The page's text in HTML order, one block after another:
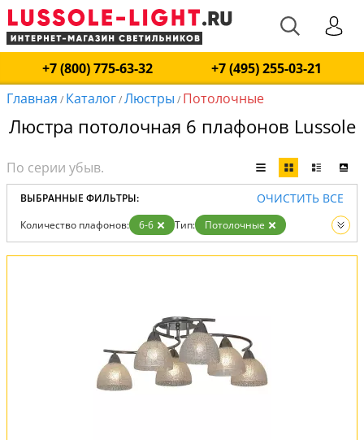
+7 (800) 775-63-32
+7 (495) 255-03-21
Главная / Каталог/Люстры / Потолочные
Люстра потолочная 6 плафонов Lussole
ВЫБРАННЫЕ ФИЛЬТРЫ: ОЧИСТИТЬ ВСЕ
Количество плафонов: 6-6 Тип:
Потолочные
Вид:
Люстры